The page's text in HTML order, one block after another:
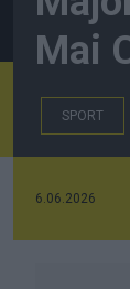
Mai
SPORT
6.06.2026